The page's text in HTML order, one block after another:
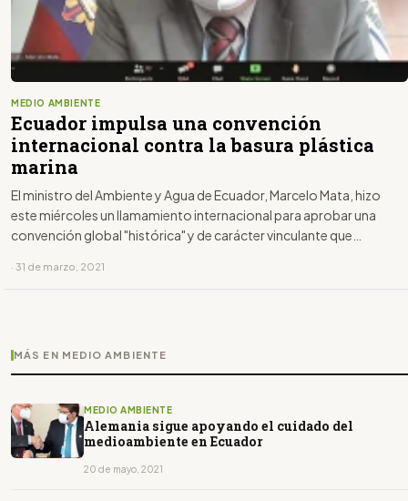
MEDIO AMBIENTE
Ecuador impulsa una convención
internacional contra la basura plástica
marina
El ministro del Ambiente y Agua de Ecuador, Marcelo Mata, hizo
este miércoles un llamamiento internacional para aprobar una
convención global "histórica" y de carácter vinculante que
· 31 de marzo, 2021
MÁS EN MEDIO AMBIENTE
MEDIO AMBIENTE
Alemania sigue apoyando el cuidado del
medioambiente en Ecuador
20 de mayo, 2021